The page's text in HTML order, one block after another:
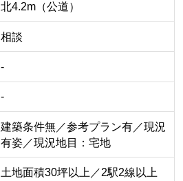
北4.2m（公道）
相談
-
-
建築条件無／参考プラン有／現況
有姿／現況地目：宅地
土地面積30坪以上／2駅2線以上